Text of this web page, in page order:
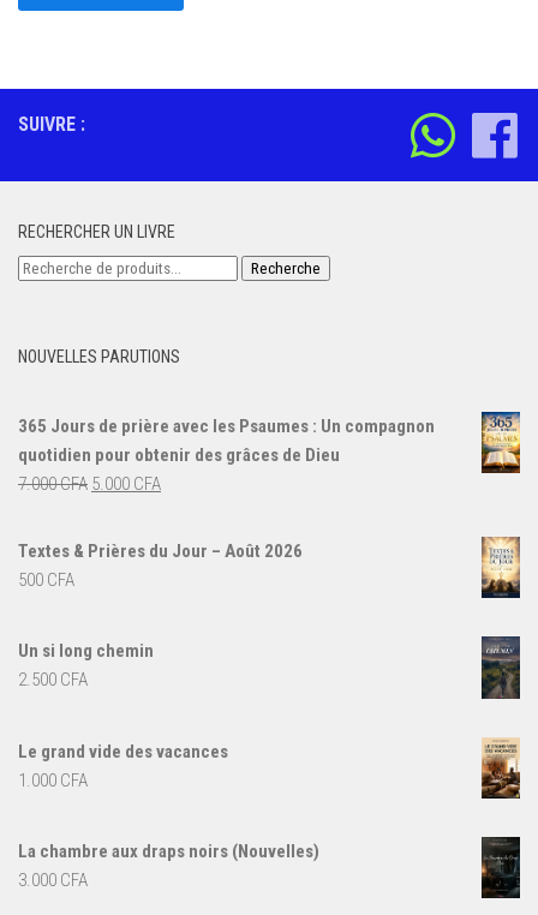
SUIVRE :
RECHERCHER UN LIVRE
Recherche
Recherche
NOUVELLES PARUTIONS
365 Jours de prière avec les Psaumes : Un compagnon
quotidien pour obtenir des grâces de Dieu
7.000CFA Le
initial
5.000 CFALe
actuel
Textes & Prières du Jour – Août 2026
500 CFA
Un si long chemin
2.500 CFA
Le grand vide des vacances
1.000 CFA
La chambre aux draps noirs (Nouvelles)
3.000 CFA